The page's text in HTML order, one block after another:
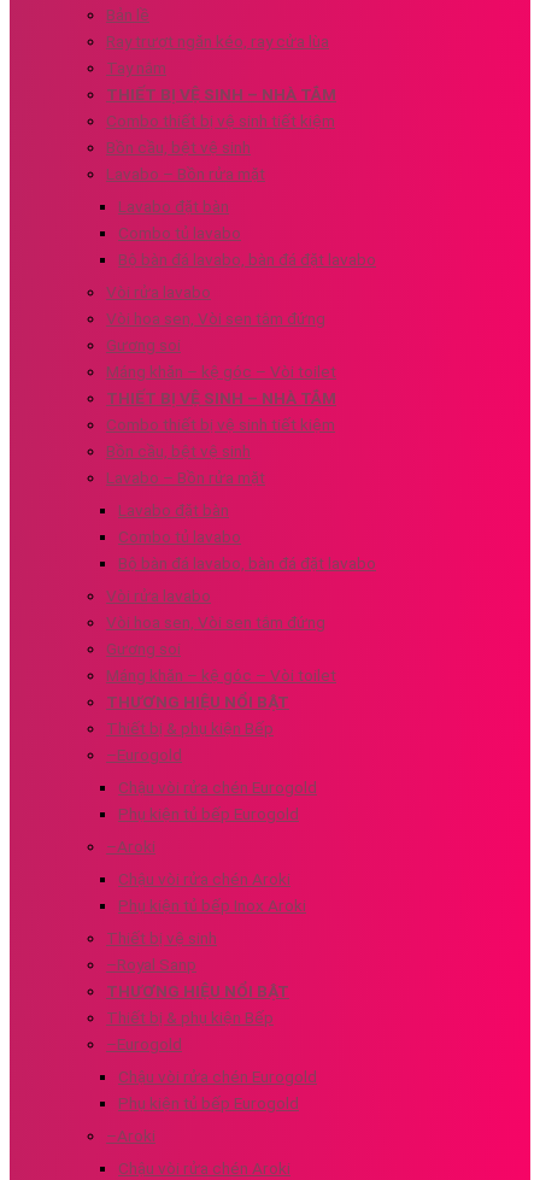
Bản lề
Ray trượt ngăn kéo, ray cửa lùa
Tay nắm
THIẾT BỊ VỆ SINH – NHÀ TẮM
Combo thiết bị vệ sinh tiết kiệm
Bồn cầu, bệt vệ sinh
Lavabo – Bồn rửa mặt
Lavabo đặt bàn
Combo tủ lavabo
Bộ bàn đá lavabo, bàn đá đặt lavabo
Vòi rửa lavabo
Vòi hoa sen, Vòi sen tắm đứng
Gương soi
Máng khăn – kệ góc – Vòi toilet
THIẾT BỊ VỆ SINH – NHÀ TẮM
Combo thiết bị vệ sinh tiết kiệm
Bồn cầu, bệt vệ sinh
Lavabo – Bồn rửa mặt
Lavabo đặt bàn
Combo tủ lavabo
Bộ bàn đá lavabo, bàn đá đặt lavabo
Vòi rửa lavabo
Vòi hoa sen, Vòi sen tắm đứng
Gương soi
Máng khăn – kệ góc – Vòi toilet
THƯƠNG HIỆU NỔI BẬT
Thiết bị & phụ kiện Bếp
–Eurogold
Chậu vòi rửa chén Eurogold
Phụ kiện tủ bếp Eurogold
–Aroki
Chậu vòi rửa chén Aroki
Phụ kiện tủ bếp Inox Aroki
Thiết bị vệ sinh
–Royal Sanp
THƯƠNG HIỆU NỔI BẬT
Thiết bị & phụ kiện Bếp
–Eurogold
Chậu vòi rửa chén Eurogold
Phụ kiện tủ bếp Eurogold
–Aroki
Chậu vòi rửa chén Aroki